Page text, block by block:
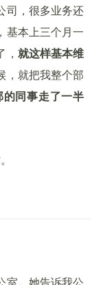
司，很多业务还
基本上三个月一
， 就这样基本维
，就把我整个部
同事走了一半
室。她告诉我公